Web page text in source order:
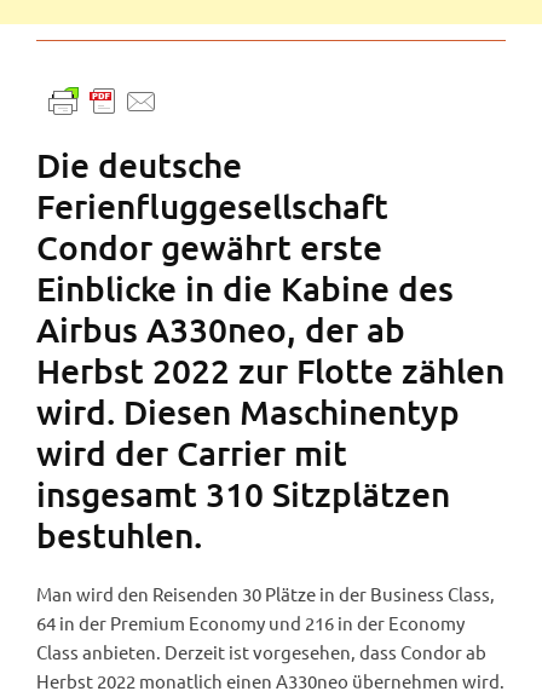
Die deutsche
Ferienfluggesellschaft
Condor gewährt erste
Einblicke in die Kabine des
Airbus A330neo, der ab
Herbst 2022 zur Flotte zählen
wird. Diesen Maschinentyp
wird der Carrier mit
insgesamt 310 Sitzplätzen
bestuhlen.
Man wird den Reisenden 30 Plätze in der Business Class,
64 in der Premium Economy und 216 in der Economy
Class anbieten. Derzeit ist vorgesehen, dass Condor ab
Herbst 2022 monatlich einen A330neo übernehmen wird.